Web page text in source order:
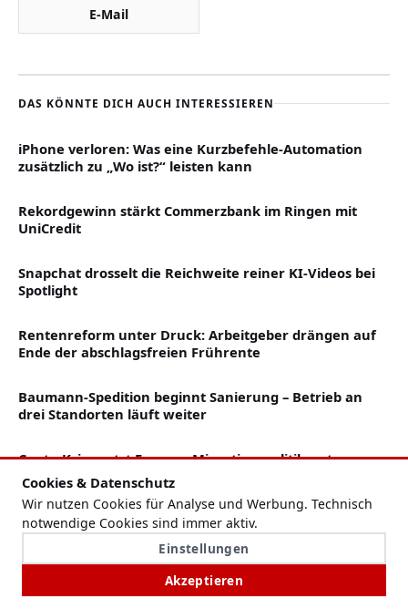
Cookies & Datenschutz
Wir nutzen Cookies für Analyse und Werbung. Technisch
notwendige Cookies sind immer aktiv.
Einstellungen
Akzeptieren
E-Mail
DAS KÖNNTE DICH AUCH INTERESSIEREN
iPhone verloren: Was eine Kurzbefehle-Automation
zusätzlich zu „Wo ist?“ leisten kann
Rekordgewinn stärkt Commerzbank im Ringen mit
UniCredit
Snapchat drosselt die Reichweite reiner KI-Videos bei
Spotlight
Rentenreform unter Druck: Arbeitgeber drängen auf
Ende der abschlagsfreien Frührente
Baumann-Spedition beginnt Sanierung – Betrieb an
drei Standorten läuft weiter
Ceuta-Krise setzt Europas Migrationspolitik unter
neuen Druck
Kaffee unterwegs: Wann sich die kompakte
Thermobecher-Maschine fürs Camping eignet
Kleinanzeigen-Betrug erkennen: Wann der Schutz
beim Online-Kauf endet